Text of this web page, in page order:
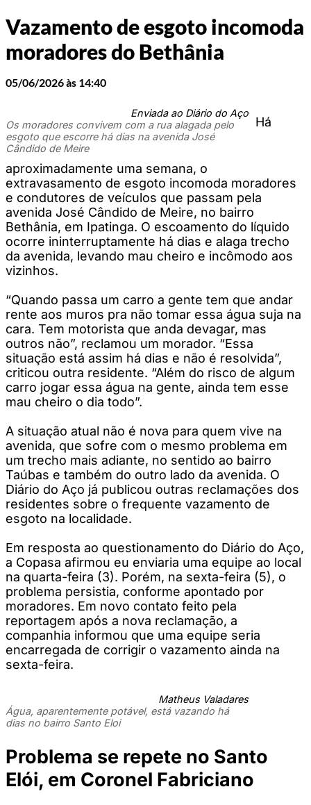
Vazamento de esgoto incomoda
moradores do Bethânia
05/06/2026 às 14:40
Enviada ao Diário do Aço
Os moradores convivem com a rua alagada pelo
esgoto que escorre há dias na avenida José
Cândido de Meire
Há
aproximadamente uma semana, o
extravasamento de esgoto incomoda moradores
e condutores de veículos que passam pela
avenida José Cândido de Meire, no bairro
Bethânia, em Ipatinga. O escoamento do líquido
ocorre ininterruptamente há dias e alaga trecho
da avenida, levando mau cheiro e incômodo aos
vizinhos.
“Quando passa um carro a gente tem que andar
rente aos muros pra não tomar essa água suja na
cara. Tem motorista que anda devagar, mas
outros não”, reclamou um morador. “Essa
situação está assim há dias e não é resolvida”,
criticou outra residente. “Além do risco de algum
carro jogar essa água na gente, ainda tem esse
mau cheiro o dia todo”.
A situação atual não é nova para quem vive na
avenida, que sofre com o mesmo problema em
um trecho mais adiante, no sentido ao bairro
Taúbas e também do outro lado da avenida. O
Diário do Aço já publicou outras reclamações dos
residentes sobre o frequente vazamento de
esgoto na localidade.
Em resposta ao questionamento do Diário do Aço,
a Copasa afirmou eu enviaria uma equipe ao local
na quarta-feira (3). Porém, na sexta-feira (5), o
problema persistia, conforme apontado por
moradores. Em novo contato feito pela
reportagem após a nova reclamação, a
companhia informou que uma equipe seria
encarregada de corrigir o vazamento ainda na
sexta-feira.
Matheus Valadares
Água, aparentemente potável, está vazando há
dias no bairro Santo Eloi
Problema se repete no Santo
Elói, em Coronel Fabriciano